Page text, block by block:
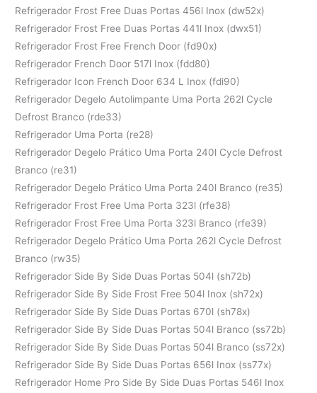
Refrigerador Frost Free Duas Portas 456l Inox (dw52x)
Refrigerador Frost Free Duas Portas 441l Inox (dwx51)
Refrigerador Frost Free French Door (fd90x)
Refrigerador French Door 517l Inox (fdd80)
Refrigerador Icon French Door 634 L Inox (fdi90)
Refrigerador Degelo Autolimpante Uma Porta 262l Cycle
Defrost Branco (rde33)
Refrigerador Uma Porta (re28)
Refrigerador Degelo Prático Uma Porta 240l Cycle Defrost
Branco (re31)
Refrigerador Degelo Prático Uma Porta 240l Branco (re35)
Refrigerador Frost Free Uma Porta 323l (rfe38)
Refrigerador Frost Free Uma Porta 323l Branco (rfe39)
Refrigerador Degelo Prático Uma Porta 262l Cycle Defrost
Branco (rw35)
Refrigerador Side By Side Duas Portas 504l (sh72b)
Refrigerador Side By Side Frost Free 504l Inox (sh72x)
Refrigerador Side By Side Duas Portas 670l (sh78x)
Refrigerador Side By Side Duas Portas 504l Branco (ss72b)
Refrigerador Side By Side Duas Portas 504l Branco (ss72x)
Refrigerador Side By Side Duas Portas 656l Inox (ss77x)
Refrigerador Home Pro Side By Side Duas Portas 546l Inox